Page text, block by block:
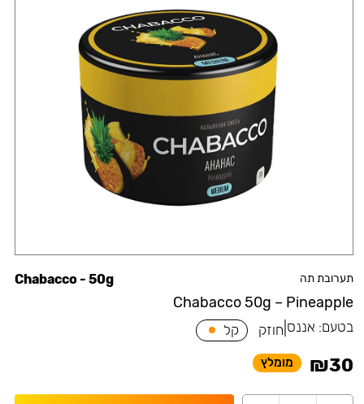
תערובת תה
Chabacco 50g – Pineapple
Chabacco - 50g
בטעם: אננס חוזק קל
₪30 מומלץ